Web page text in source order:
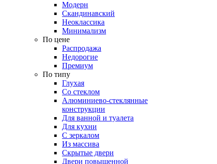
Модерн
Скандинавский
Неоклассика
Минимализм
По цене
Распродажа
Недорогие
Премиум
По типу
Глухая
Со стеклом
Алюминиево-стеклянные
конструкции
Для ванной и туалета
Для кухни
С зеркалом
Из массива
Скрытые двери
Двери повышенной